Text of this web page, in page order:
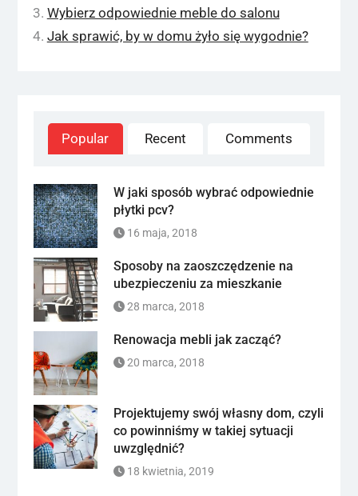
Wybierz odpowiednie meble do salonu
Jak sprawić, by w domu żyło się wygodnie?
Popular Recent Comments
W jaki sposób wybrać odpowiednie
płytki pcv?
16 maja, 2018
Sposoby na zaoszczędzenie na
ubezpieczeniu za mieszkanie
28 marca, 2018
Renowacja mebli jak zacząć?
20 marca, 2018
Projektujemy swój własny dom, czyli
co powinniśmy w takiej sytuacji
uwzględnić?
18 kwietnia, 2019